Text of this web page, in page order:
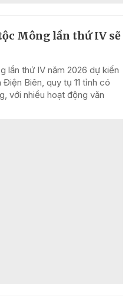
Mông lần thứ IV sẽ
lần thứ IV năm 2026 dự kiến
Điện Biên, quy tụ 11 tỉnh có
với nhiều hoạt động văn